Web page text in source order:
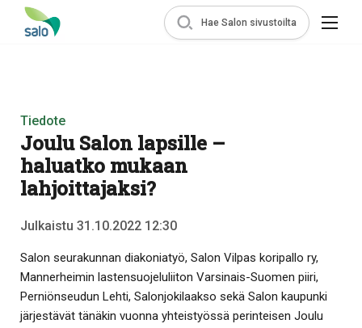
Hae Salon sivustoilta
Tiedote
Joulu Salon lapsille –
haluatko mukaan
lahjoittajaksi?
Julkaistu 31.10.2022 12:30
Salon seurakunnan diakoniatyö, Salon Vilpas koripallo ry,
Mannerheimin lastensuojeluliiton Varsinais-Suomen piiri,
Perniönseudun Lehti, Salonjokilaakso sekä Salon kaupunki
järjestävät tänäkin vuonna yhteistyössä perinteisen Joulu